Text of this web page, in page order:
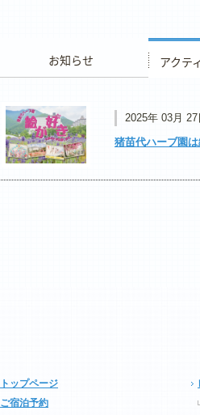
2025年 03月 27
猪苗代ハーブ園
トップページ
ご宿泊予約